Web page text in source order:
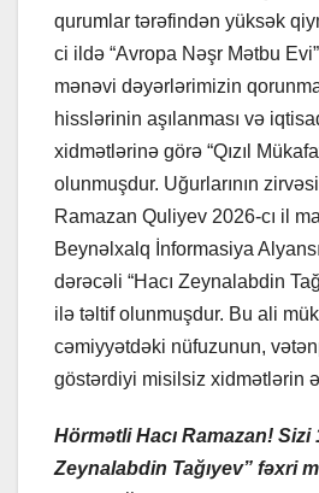
qurumlar tərəfindən yüksək
ci ildə “Avropa Nəşr Mətbu
mənəvi dəyərlərimizin
hisslərinin aşılanması və
xidmətlərinə görə “Qızıl
olunmuşdur. Uğurlarının
Ramazan Quliyev 2026-cı il
Beynəlxalq İnformasiya
dərəcəli “Hacı Zeynalabdin
ilə təltif olunmuşdur. Bu ali
cəmiyyətdəki nüfuzunun,
göstərdiyi misilsiz xidmətlərin
Hörmətli Hacı Ramazan! Sizi
Zeynalabdin Tağıyev” fəxri